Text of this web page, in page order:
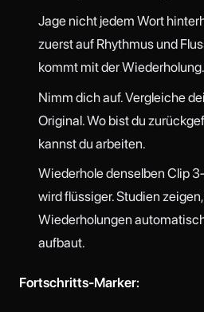
Jage nicht jedem Wort
zuerst auf Rhythmus und
kommt mit der Wiederholung.
Nimm dich auf. Vergleiche
Original. Wo bist du
kannst du arbeiten.
Wiederhole denselben Clip
wird flüssiger. Studien
Wiederholungen
aufbaut.
Fortschritts-Marker: